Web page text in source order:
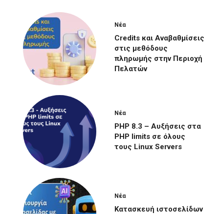
Νέα
Credits και Αναβαθμίσεις
στις μεθόδους
πληρωμής στην Περιοχή
Πελατών
Νέα
PHP 8.3 – Αυξήσεις στα
PHP limits σε όλους
τους Linux Servers
Νέα
Κατασκευή ιστοσελίδων